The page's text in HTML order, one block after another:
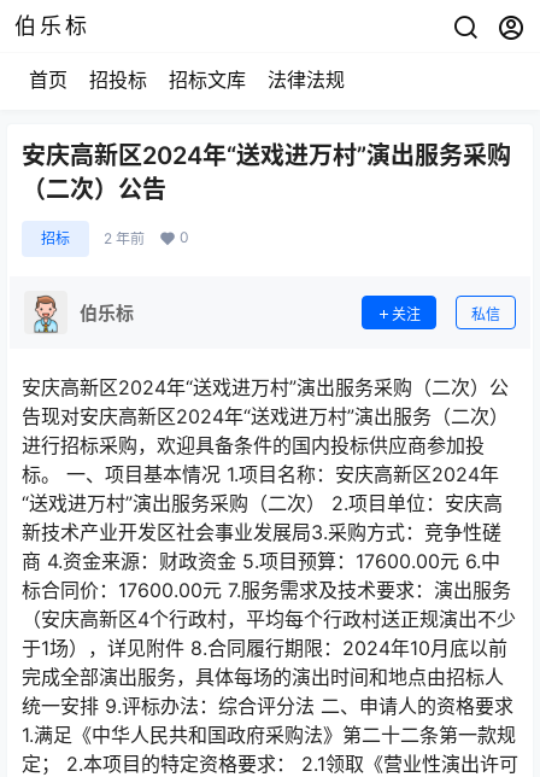
伯乐标
首页 招投标 招标文库 法律法规
安庆高新区2024年“送戏进万村”演出服务采购
（二次）公告
招标 2 年前 0
伯乐标 关注 私信
安庆高新区2024年“送戏进万村”演出服务采购（二次）公
告现对安庆高新区2024年“送戏进万村”演出服务（二次）
进行招标采购，欢迎具备条件的国内投标供应商参加投
标。 一、项目基本情况 1.项目名称：安庆高新区2024年
“送戏进万村”演出服务采购（二次） 2.项目单位：安庆高
新技术产业开发区社会事业发展局3.采购方式：竞争性磋
商 4.资金来源：财政资金 5.项目预算：17600.00元 6.中
标合同价：17600.00元 7.服务需求及技术要求：演出服务
（安庆高新区4个行政村，平均每个行政村送正规演出不少
于1场），详见附件 8.合同履行期限：2024年10月底以前
完成全部演出服务，具体每场的演出时间和地点由招标人
统一安排 9.评标办法：综合评分法 二、申请人的资格要求
1.满足《中华人民共和国政府采购法》第二十二条第一款规
定； 2.本项目的特定资格要求： 2.1领取《营业性演出许可